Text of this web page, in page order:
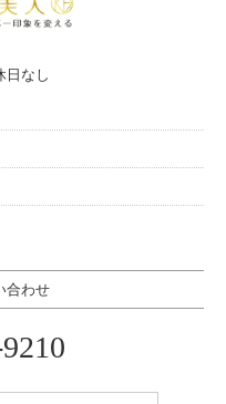
なし
合わせ